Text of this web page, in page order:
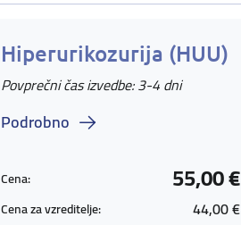
Hiperurikozurija (HUU)
Povprečni čas izvedbe: 3-4 dni
Podrobno
Cena: 55,00 €
Cena za vzreditelje: 44,00 €